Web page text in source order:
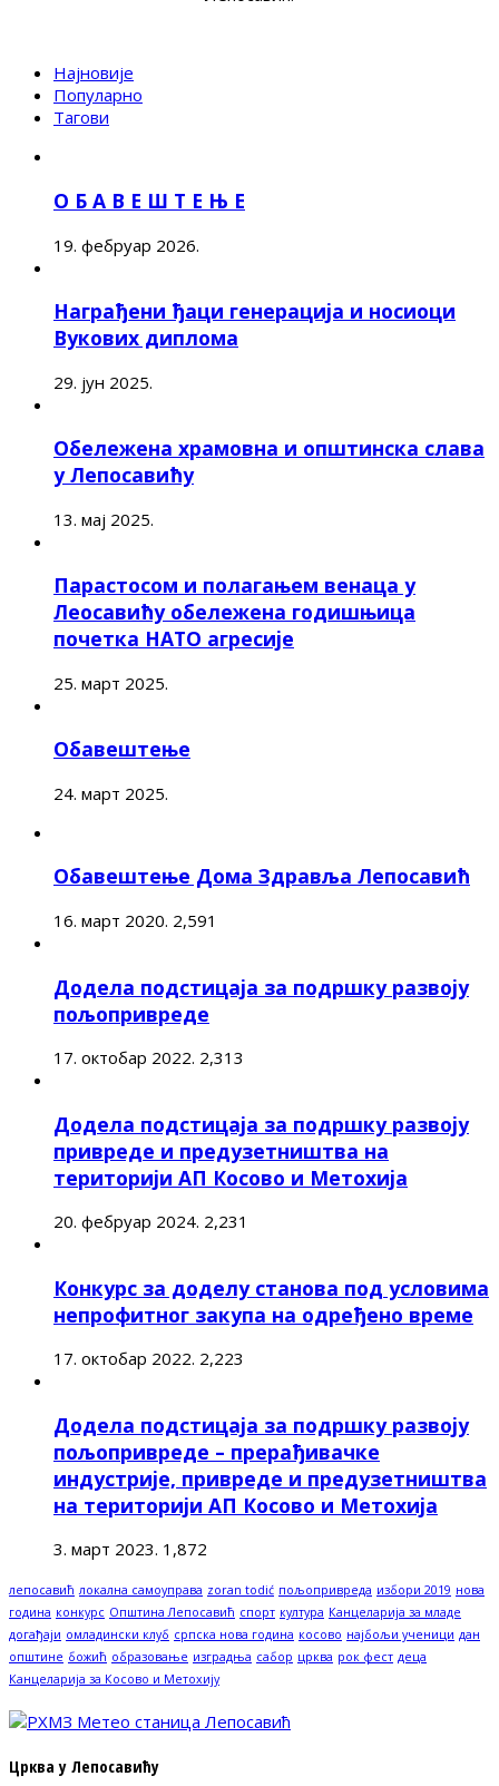
Најновије
Популарно
Тагови
О Б А В Е Ш Т Е Њ Е
19. фебруар 2026.
Награђени ђаци генерација и носиоци
Вукових диплома
29. јун 2025.
Обележена храмовна и општинска слава
у Лепосавићу
13. мај 2025.
Парастосом и полагањем венаца у
Леосавићу обележена годишњица
почетка НАТО агресије
25. март 2025.
Обавештење
24. март 2025.
Обавештење Дома Здравља Лепосавић
16. март 2020. 2,591
Додела подстицаја за подршку развоју
пољопривреде
17. октобар 2022. 2,313
Додела подстицаја за подршку развоју
привреде и предузетништва на
територији АП Косово и Метохија
20. фебруар 2024. 2,231
Конкурс за доделу станова под условима
непрофитног закупа на одређено време
17. октобар 2022. 2,223
Додела подстицаја за подршку развоју
пољопривреде – прерађивачке
индустрије, привреде и предузетништва
на територији АП Косово и Метохија
3. март 2023. 1,872
лепосавић локална самоуправа zoran todić пољопривреда избори 2019 нова
година конкурс Општина Лепосавић спорт култура Канцеларија за младе
догађаји омладински клуб српска нова година косово најбољи ученици дан
општине божић образовање изградња сабор црква рок фест деца
Канцеларија за Косово и Метохију
Црква у Лепосавићу